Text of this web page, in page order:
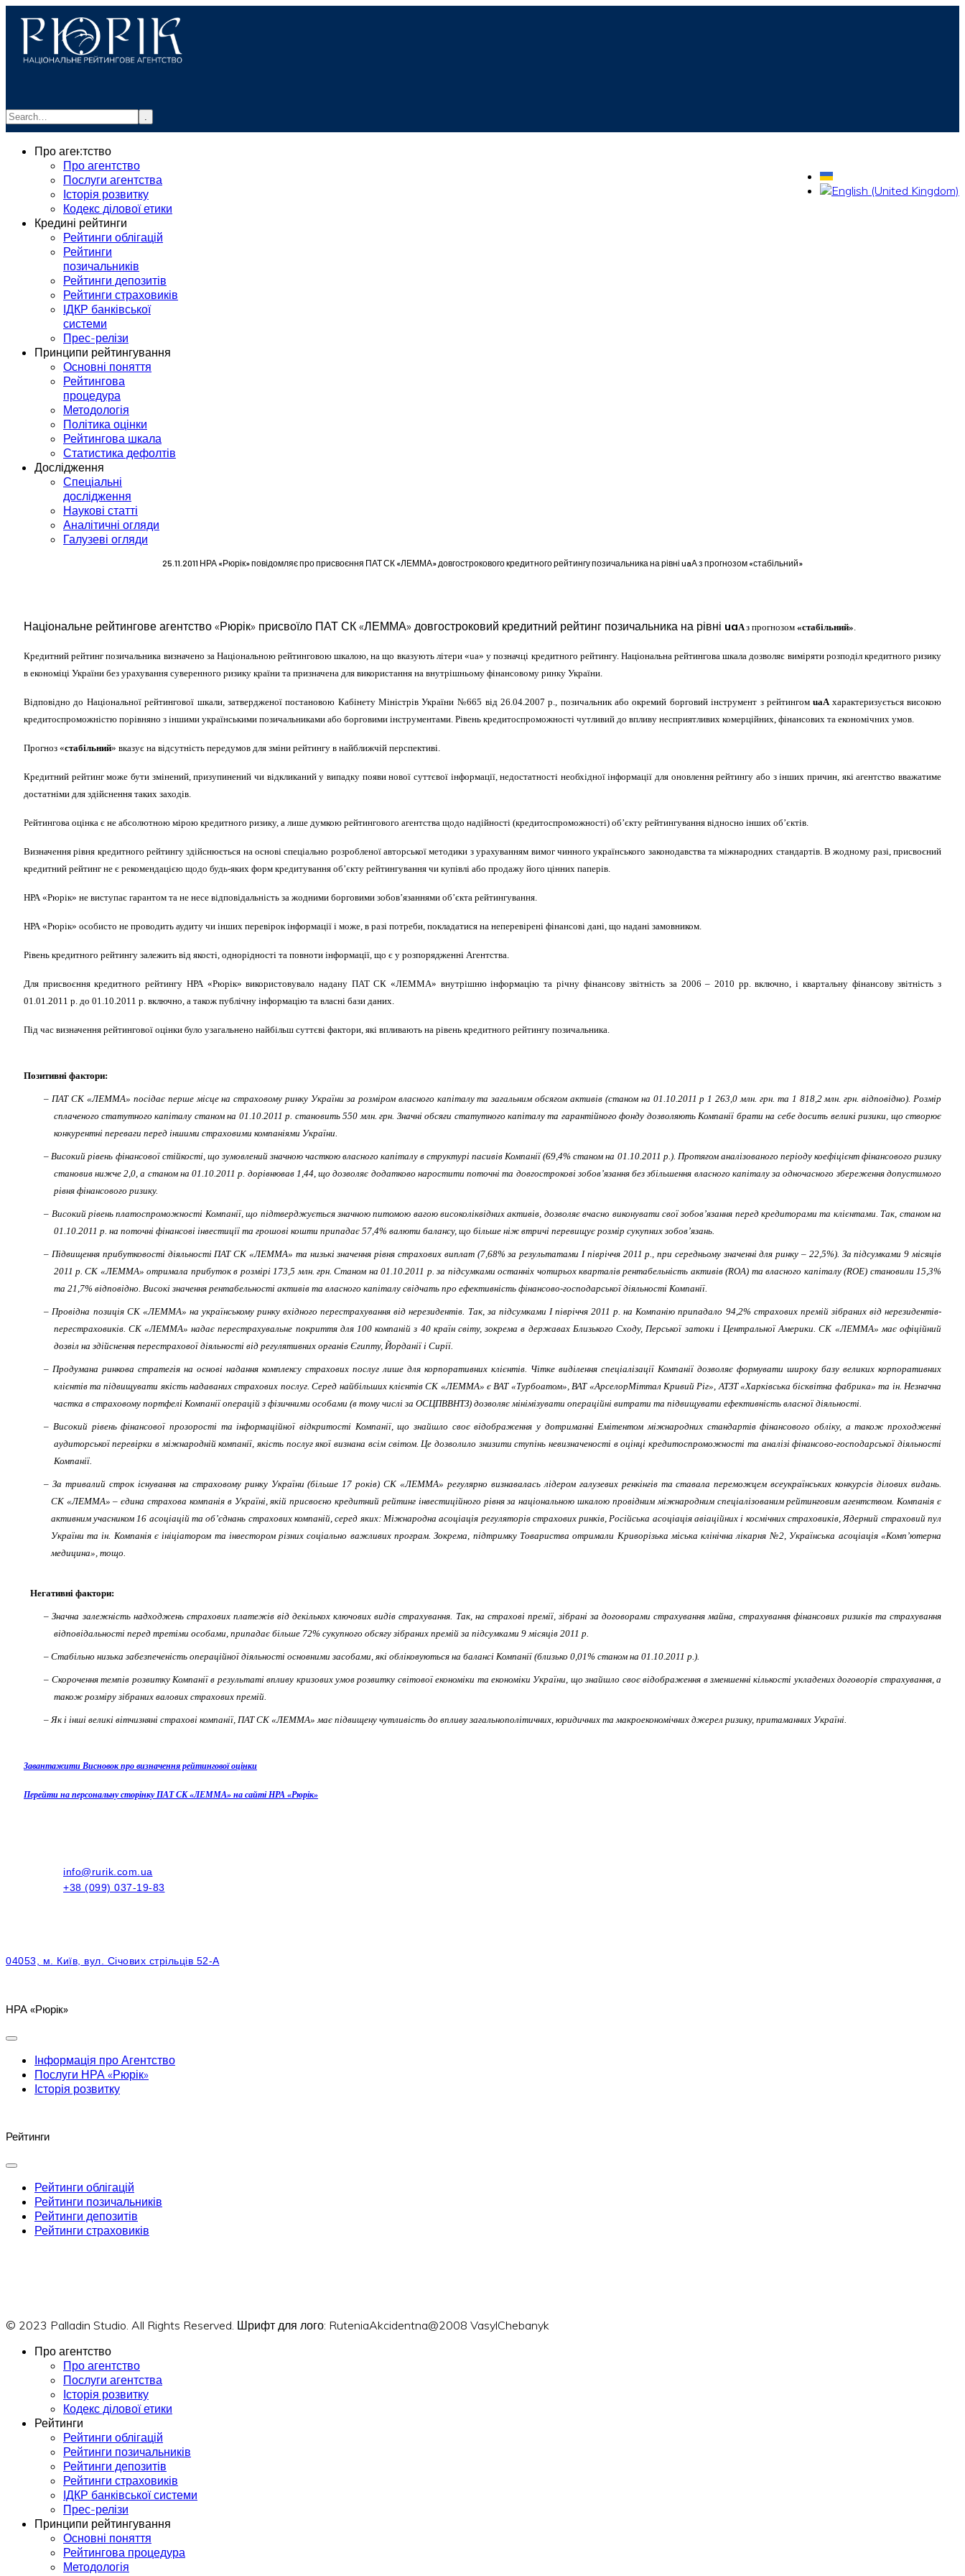
.
info@rurik.com.ua
Про агентство
Про агентство
Послуги агентства
Історія розвитку
Кодекс ділової етики
Кредині рейтинги
Рейтинги облігацій
Рейтинги
позичальників
Рейтинги депозитів
Рейтинги страховиків
ІДКР банківської
системи
Прес-релізи
Принципи рейтингування
Основні поняття
Рейтингова
процедура
Методологія
Політика оцінки
Рейтингова шкала
Статистика дефолтів
Дослідження
Спеціальні
дослідження
Наукові статті
Аналітичні огляди
Галузеві огляди
25.11.2011 НРА «Рюрік» повідомляє про присвоєння ПАТ СК «ЛЕММА» довгострокового кредитного рейтингу позичальника на рівні uaА з прогнозом «стабільний»
Національне рейтингове агентство «Рюрік» присвоїло ПАТ СК «ЛЕММА» довгостроковий кредитний рейтинг позичальника на рівні uaA з прогнозом «стабільний»
Кредитний рейтинг позичальника визначено за Національною рейтинговою шкалою, на що вказують літери «ua» у позначці кредитного рейтингу. Національна рейтингова шкала дозволяє виміряти розподіл кредитного ризику
в економіці України без урахування суверенного ризику країни та призначена для використання на внутрішньому фінансовому ринку України.
Відповідно до Національної рейтингової шкали, затвердженої постановою Кабінету Міністрів України №665 від 26.04.2007 р., позичальник або окремий борговий інструмент з рейтингомuaA характеризується високою
кредитоспроможністю порівняно з іншими українськими позичальниками або борговими інструментами. Рівень кредитоспроможності чутливий до впливу несприятливих комерційних, фінансових та економічних умов.
Прогноз «стабільний» вказує на відсутність передумов для зміни рейтингу в найближчій перспективі.
Кредитний рейтинг може бути змінений, призупинений чи відкликаний у випадку появи нової суттєвої інформації, недостатності необхідної інформації для оновлення рейтингу або з інших причин, які агентство вважатиме
достатніми для здійснення таких заходів.
Рейтингова оцінка є не абсолютною мірою кредитного ризику, а лише думкою рейтингового агентства щодо надійності (кредитоспроможності) об’єкту рейтингування відносно інших об’єктів.
Визначення рівня кредитного рейтингу здійснюється на основі спеціально розробленої авторської методики з урахуванням вимог чинного українського законодавства та міжнародних стандартів. В жодному разі, присвоєний
кредитний рейтинг не є рекомендацією щодо будь-яких форм кредитування об’єкту рейтингування чи купівлі або продажу його цінних паперів.
НРА «Рюрік» не виступає гарантом та не несе відповідальність за жодними борговими зобов’язаннями об’єкта рейтингування.
НРА «Рюрік» особисто не проводить аудиту чи інших перевірок інформації і може, в разі потреби, покладатися на неперевірені фінансові дані, що надані замовником.
Рівень кредитного рейтингу залежить від якості, однорідності та повноти інформації, що є у розпорядженні Агентства.
Для присвоєння кредитного рейтингу НРА «Рюрік» використовувало надану ПАТ СК «ЛЕММА» внутрішню інформацію та річну фінансову звітність за 2006 – 2010 рр. включно, і квартальну фінансову звітність з
01.01.2011 р. до 01.10.2011 р. включно, а також публічну інформацію та власні бази даних.
Під час визначення рейтингової оцінки було узагальнено найбільш суттєві фактори, які впливають на рівень кредитного рейтингу позичальника.
Позитивні фактори:
– ПАТ СК «ЛЕММА» посідає перше місце на страховому ринку України за розміром власного капіталу та загальним обсягом активів (станом на 01.10.2011 р 1 263,0 млн. грн. та 1 818,2 млн. грн. відповідно). Розмір
сплаченого статутного капіталу станом на 01.10.2011 р. становить 550 млн. грн. Значні обсяги статутного капіталу та гарантійного фонду дозволяють Компанії брати на себе досить великі ризики, що створює
конкурентні переваги перед іншими страховими компаніями України.
– Високий рівень фінансової стійкості, що зумовлений значною часткою власного капіталу в структурі пасивів Компанії (69,4% станом на 01.10.2011 р.). Протягом аналізованого періоду коефіцієнт фінансового ризику
становив нижче 2,0, а станом на 01.10.2011 р. дорівнював 1,44, що дозволяє додатково наростити поточні та довгострокові зобов’язання без збільшення власного капіталу за одночасного збереження допустимого
рівня фінансового ризику.
– Високий рівень платоспроможності Компанії, що підтверджується значною питомою вагою високоліквідних активів, дозволяє вчасно виконувати свої зобов’язання перед кредиторами та клієнтами. Так, станом на
01.10.2011 р. на поточні фінансові інвестиції та грошові кошти припадає 57,4% валюти балансу, що більше ніж втричі перевищує розмір сукупних зобов’язань.
– Підвищення прибутковості діяльності ПАТ СК «ЛЕММА» та низькі значення рівня страхових виплат (7,68% за результатами І півріччя 2011 р., при середньому значенні для ринку – 22,5%). За підсумками 9 місяців
2011 р. СК «ЛЕММА» отримала прибуток в розмірі 173,5 млн. грн. Станом на 01.10.2011 р. за підсумками останніх чотирьох кварталів рентабельність активів (ROA) та власного капіталу (ROE) становили 15,3%
та 21,7% відповідно. Високі значення рентабельності активів та власного капіталу свідчать про ефективність фінансово-господарської діяльності Компанії.
– Провідна позиція СК «ЛЕММА» на українському ринку вхідного перестрахування від нерезидентів. Так, за підсумками І півріччя 2011 р. на Компанію припадало 94,2% страхових премій зібраних від нерезидентів-
перестраховиків. СК «ЛЕММА» надає перестрахувальне покриття для 100 компаній з 40 країн світу, зокрема в державах Близького Сходу, Перської затоки і Центральної Америки. СК «ЛЕММА» має офіційний
дозвіл на здійснення перестрахової діяльності від регулятивних органів Єгипту, Йорданії і Сирії.
– Продумана ринкова стратегія на основі надання комплексу страхових послуг лише для корпоративних клієнтів. Чітке виділення спеціалізації Компанії дозволяє формувати широку базу великих корпоративних
клієнтів та підвищувати якість надаваних страхових послуг. Серед найбільших клієнтів СК «ЛЕММА» є ВАТ «Турбоатом», ВАТ «АрселорМіттал Кривий Ріг», АТЗТ «Харківська бiсквiтна фабрика» та ін. Незначна
частка в страховому портфелі Компанії операцій з фізичними особами (в тому числі за ОСЦПВВНТЗ) дозволяє мінімізувати операційні витрати та підвищувати ефективність власної діяльності.
– Високий рівень фінансової прозорості та інформаційної відкритості Компанії, що знайшло своє відображення у дотриманні Емітентом міжнародних стандартів фінансового обліку, а також проходженні
аудиторської перевірки в міжнародній компанії, якість послуг якої визнана всім світом. Це дозволило знизити ступінь невизначеності в оцінці кредитоспроможності та аналізі фінансово-господарської діяльності
Компанії.
– За тривалий строк існування на страховому ринку України (більше 17 років) СК «ЛЕММА» регулярно визнавалась лідером галузевих ренкінгів та ставала переможцем всеукраїнських конкурсів ділових видань.
СК «ЛЕММА» – єдина страхова компанія в Україні, якій присвоєно кредитний рейтинг інвестиційного рівня за національною шкалою провідним міжнародним спеціалізованим рейтинговим агентством. Компанія є
активним учасником 16 асоціацій та об’єднань страхових компаній, серед яких: Міжнародна асоціація регуляторів страхових ринків, Російська асоціація авіаційних i космічних страховиків, Ядерний страховий пул
України та ін. Компанія є ініціатором та інвестором різних соціально важливих програм. Зокрема, підтримку Товариства отримали Криворізька міська клінічна лікарня №2, Українська асоціація «Комп’ютерна
медицина», тощо.
Негативні фактори:
– Значна залежність надходжень страхових платежів від декількох ключових видів страхування. Так, на страхові премії, зібрані за договорами страхування майна, страхування фінансових ризиків та страхування
відповідальності перед третіми особами, припадає більше 72% сукупного обсягу зібраних премій за підсумками 9 місяців 2011 р.
– Стабільно низька забезпеченість операційної діяльності основними засобами, які обліковуються на балансі Компанії (близько 0,01% станом на 01.10.2011 р.).
– Скорочення темпів розвитку Компанії в результаті впливу кризових умов розвитку світової економіки та економіки України, що знайшло своє відображення в зменшенні кількості укладених договорів страхування, а
також розміру зібраних валових страхових премій.
– Як і інші великі вітчизняні страхові компанії, ПАТ СК «ЛЕММА» має підвищену чутливість до впливу загальнополітичних, юридичних та макроекономічних джерел ризику, притаманних Україні.
Завантажити Висновок про визначення рейтингової оцінки
Перейти на персональну сторінкуПАТСК «ЛЕММА» на сайті НРА «Рюрік»
info@rurik.com.ua
+38 (099) 037-19-83
04053, м. Київ, вул. Січових стрільців 52-А
НРА «Рюрік»
Інформація про Агентство
Послуги НРА «Рюрік»
Історія розвитку
Рейтинги
Рейтинги облігацій
Рейтинги позичальників
Рейтинги депозитів
Рейтинги страховиків
© 2023 Palladin Studio. All Rights Reserved. Шрифт для лого: RuteniaAkcidentna@2008 VasylChebanyk
Про агентство
Про агентство
Послуги агентства
Історія розвитку
Кодекс ділової етики
Рейтинги
Рейтинги облігацій
Рейтинги позичальників
Рейтинги депозитів
Рейтинги страховиків
ІДКР банківської системи
Прес-релізи
Принципи рейтингування
Основні поняття
Рейтингова процедура
Методологія